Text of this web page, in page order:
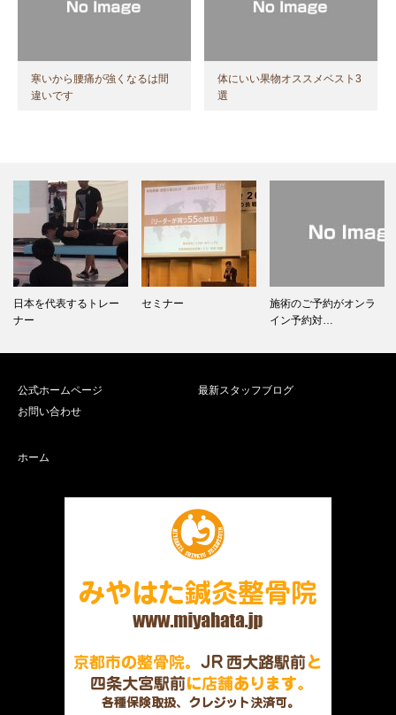
寒いから腰痛が強くなるは間
違いです
体にいい果物オススメベスト3
選
日本を代表するトレー
ナー
セミナー
施術のご予約がオンラ
イン予約対…
公式ホームページ
最新スタッフブログ
お問い合わせ
ホーム